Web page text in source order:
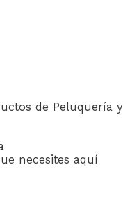
de Peluquería y
necesites aquí